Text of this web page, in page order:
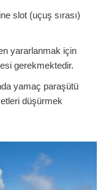
slot (uçuş sırası)
yararlanmak için
gerekmektedir.
yamaç paraşütü
düşürmek